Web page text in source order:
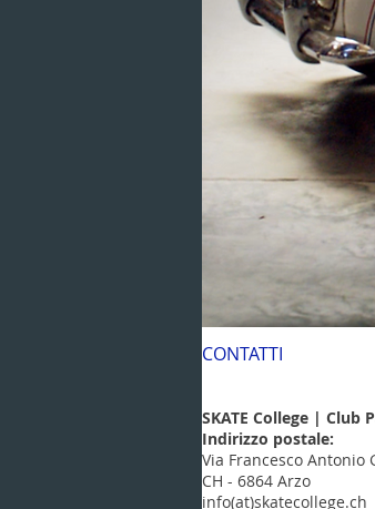
CONTATTI
SKATE College | Club
Indirizzo postale:
Via Francesco Antonio
CH - 6864 Arzo
info(at)skatecollege.ch